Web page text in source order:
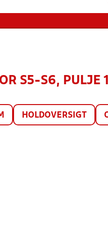
S5-S6, PULJE
HOLDOVERSIGT